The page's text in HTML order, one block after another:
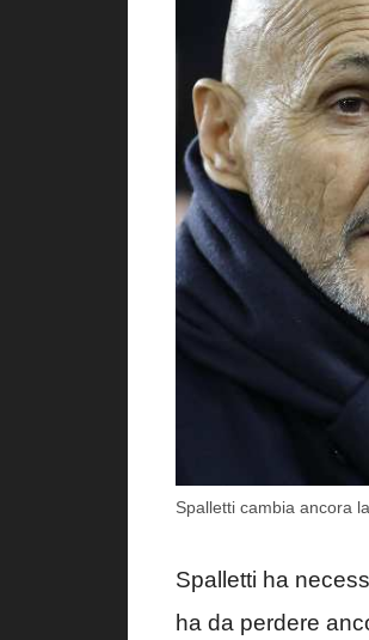
Spalletti cambia ancora
Spalletti ha
ha da perdere